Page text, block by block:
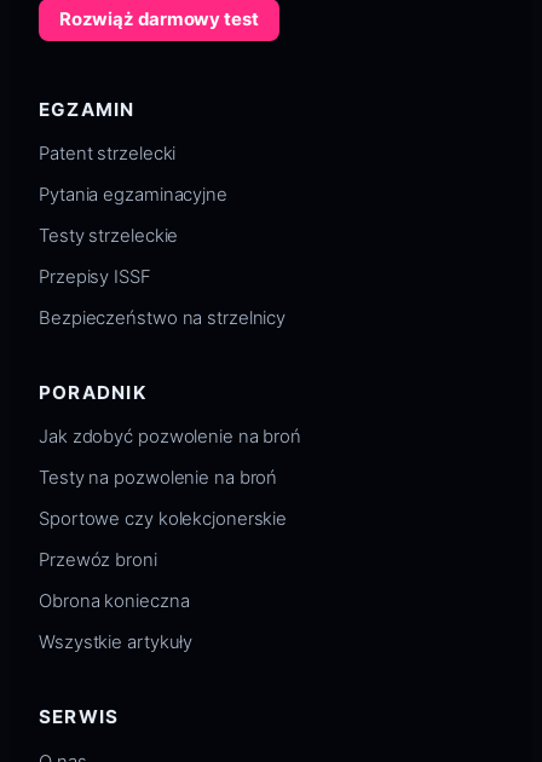
Rozwiąż darmowy test
EGZAMIN
Patent strzelecki
Pytania egzaminacyjne
Testy strzeleckie
Przepisy ISSF
Bezpieczeństwo na strzelnicy
PORADNIK
Jak zdobyć pozwolenie na broń
Testy na pozwolenie na broń
Sportowe czy kolekcjonerskie
Przewóz broni
Obrona konieczna
Wszystkie artykuły
SERWIS